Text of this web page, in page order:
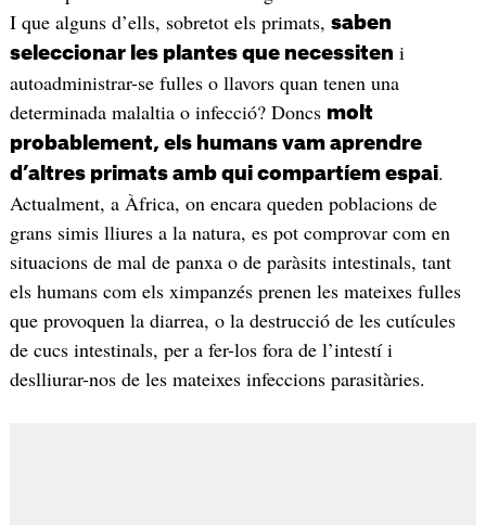
I que alguns d’ells, sobretot els primats, saben
seleccionar les plantes que necessiten i
autoadministrar-se fulles o llavors quan tenen una
determinada malaltia o infecció? Doncs molt
probablement, els humans vam aprendre
d’altres primats amb qui compartíem espai.
Actualment, a Àfrica, on encara queden poblacions de
grans simis lliures a la natura, es pot comprovar com en
situacions de mal de panxa o de paràsits intestinals, tant
els humans com els ximpanzés prenen les mateixes fulles
que provoquen la diarrea, o la destrucció de les cutícules
de cucs intestinals, per a fer-los fora de l’intestí i
deslliurar-nos de les mateixes infeccions parasitàries.